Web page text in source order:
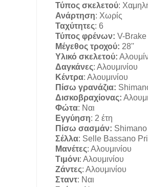
Τύπος σκελετού:
Ανάρτηση: Χωρίς
Ταχύτητες: 6
Τύπος φρένων: V-Brake
Μέγεθος τροχού: 28''
Υλικό σκελετού:
Δαγκάνες: Αλουμινίου
Κέντρα: Αλουμινίου
Πίσω γρανάζια:
Δισκοβραχίονας:
Φώτα: Ναι
Εγγύηση: 2 έτη
Πίσω σασμάν:
Σέλλα: Selle Bassano
Μανέτες: Αλουμινίου
Τιμόνι: Αλουμινίου
Ζάντες: Αλουμινίου
Σταντ: Ναι